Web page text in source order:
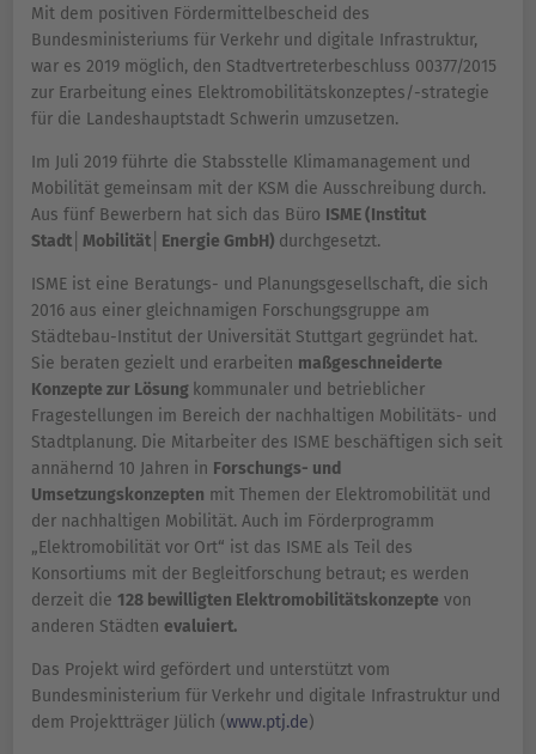
Mit dem positiven Fördermittelbescheid des
Bundesministeriums für Verkehr und digitale Infrastruktur,
war es 2019 möglich, den Stadtvertreterbeschluss 00377/2015
zur Erarbeitung eines Elektromobilitätskonzeptes/-strategie
für die Landeshauptstadt Schwerin umzusetzen.
Im Juli 2019 führte die Stabsstelle Klimamanagement und
Mobilität gemeinsam mit der KSM die Ausschreibung durch.
Aus fünf Bewerbern hat sich das Büro ISME (Institut
Stadt│Mobilität│Energie GmbH) durchgesetzt.
ISME ist eine Beratungs- und Planungsgesellschaft, die sich
2016 aus einer gleichnamigen Forschungsgruppe am
Städtebau-Institut der Universität Stuttgart gegründet hat.
Sie beraten gezielt und erarbeiten maßgeschneiderte
Konzepte zur Lösung kommunaler und betrieblicher
Fragestellungen im Bereich der nachhaltigen Mobilitäts- und
Stadtplanung. Die Mitarbeiter des ISME beschäftigen sich seit
annähernd 10 Jahren in Forschungs- und
Umsetzungskonzepten mit Themen der Elektromobilität und
der nachhaltigen Mobilität. Auch im Förderprogramm
„Elektromobilität vor Ort“ ist das ISME als Teil des
Konsortiums mit der Begleitforschung betraut; es werden
derzeit die 128 bewilligten Elektromobilitätskonzepte von
anderen Städten evaluiert.
Das Projekt wird gefördert und unterstützt vom
Bundesministerium für Verkehr und digitale Infrastruktur und
dem Projektträger Jülich (www.ptj.de)